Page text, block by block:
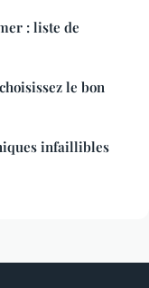
: liste de
le bon
infaillibles